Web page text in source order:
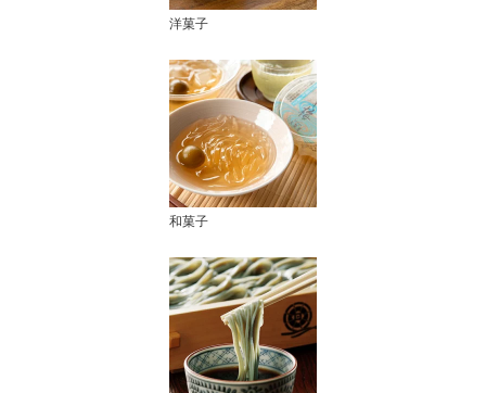
洋菓子
和菓子